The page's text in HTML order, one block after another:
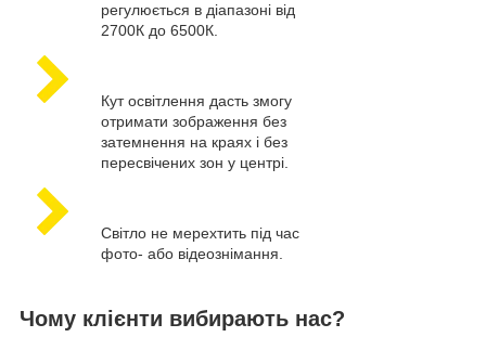
регулюється в діапазоні від
2700К до 6500К.
Кут освітлення дасть змогу
отримати зображення без
затемнення на краях і без
пересвічених зон у центрі.
Світло не мерехтить під час
фото- або відеознімання.
Чому клієнти вибирають нас?